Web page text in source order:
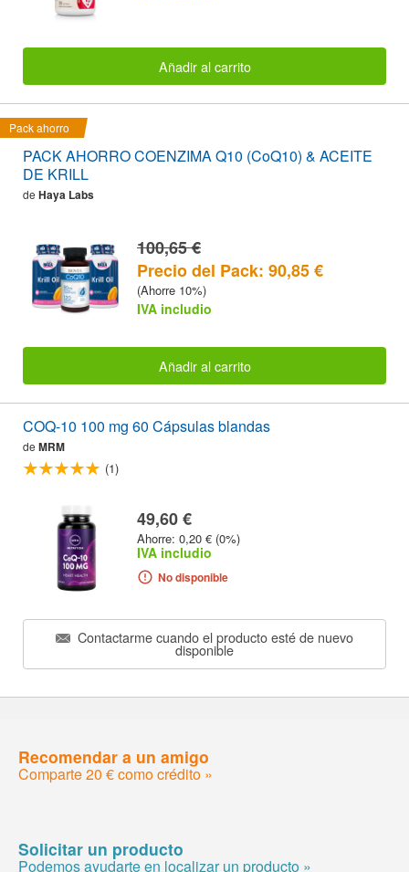
Añadir al carrito
Pack ahorro
PACK AHORRO COENZIMA Q10 (CoQ10) & ACEITE
DE KRILL
de Haya Labs
100,65 €
Precio del Pack: 90,85 €
(Ahorre 10%)
IVA includio
Añadir al carrito
COQ-10 100 mg 60 Cápsulas blandas
de MRM
(1)
49,60 €
Ahorre: 0,20 € (0%)
IVA includio
No disponible
Contactarme cuando el producto esté de nuevo
disponible
Recomendar a un amigo
Comparte 20 € como crédito »
Solicitar un producto
Podemos ayudarte en localizar un producto »